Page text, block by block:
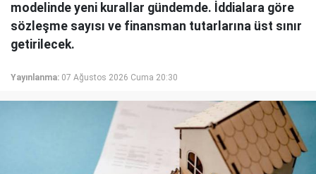
modelinde yeni kurallar gündemde. İddialara göre
sözleşme sayısı ve finansman tutarlarına üst sınır
getirilecek.
Yayınlanma: 07 Ağustos 2026 Cuma 20:30